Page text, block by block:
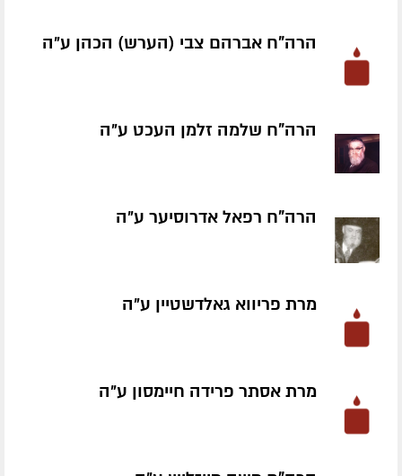
הרה"ח אברהם צבי (הערש) הכהן ע״ה
הרה"ח שלמה זלמן העכט ע״ה
הרה"ח רפאל אדרוסיער ע״ה
מרת פריווא גאלדשטיין ע״ה
מרת אסתר פרידה חיימסון ע״ה